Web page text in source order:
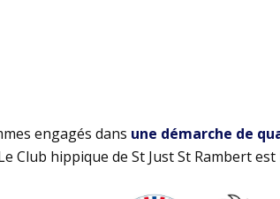
engagés dans une démarche de
Club hippique de St Just St Rambert est